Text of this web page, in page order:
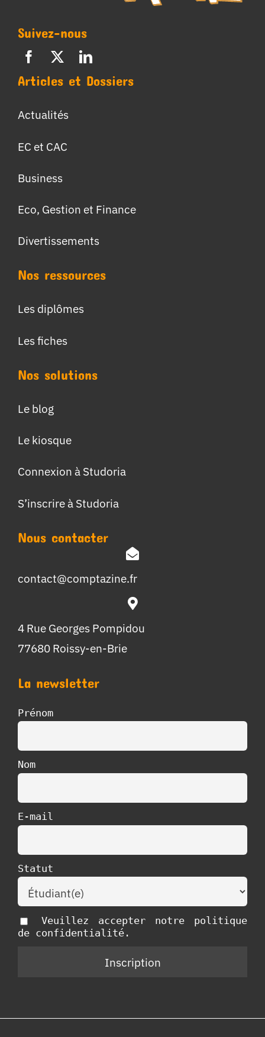
Suivez-nous
Articles et Dossiers
Actualités
EC et CAC
Business
Eco, Gestion et Finance
Divertissements
Nos ressources
Les diplômes
Les fiches
Nos solutions
Le blog
Le kiosque
Connexion à Studoria
S’inscrire à Studoria
Nous contacter
contact@comptazine.fr
4 Rue Georges Pompidou
77680 Roissy-en-Brie
La newsletter
Prénom
Nom
E-mail
Statut
Veuillez accepter notre politique
de confidentialité.